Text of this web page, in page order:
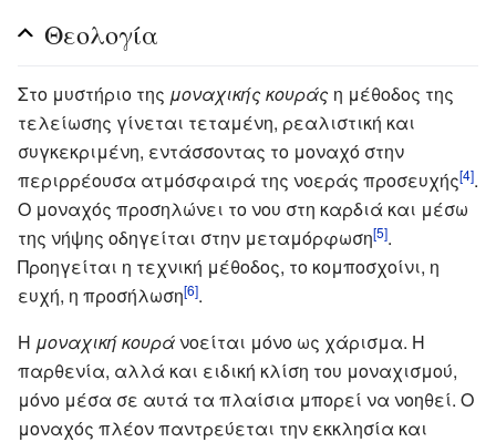
Θεολογία
Στο μυστήριο της μοναχικής κουράς η μέθοδος της
τελείωσης γίνεται τεταμένη, ρεαλιστική και
συγκεκριμένη, εντάσσοντας το μοναχό στην
περιρρέουσα ατμόσφαιρά της νοεράς προσευχής[4].
Ο μοναχός προσηλώνει το νου στη καρδιά και μέσω
της νήψης οδηγείται στην μεταμόρφωση[5].
Προηγείται η τεχνική μέθοδος, το κομποσχοίνι, η
ευχή, η προσήλωση[6].
Η μοναχική κουράνοείται μόνο ως χάρισμα. Η
παρθενία, αλλά και ειδική κλίση του μοναχισμού,
μόνο μέσα σε αυτά τα πλαίσια μπορεί να νοηθεί. Ο
μοναχός πλέον παντρεύεται την εκκλησία και